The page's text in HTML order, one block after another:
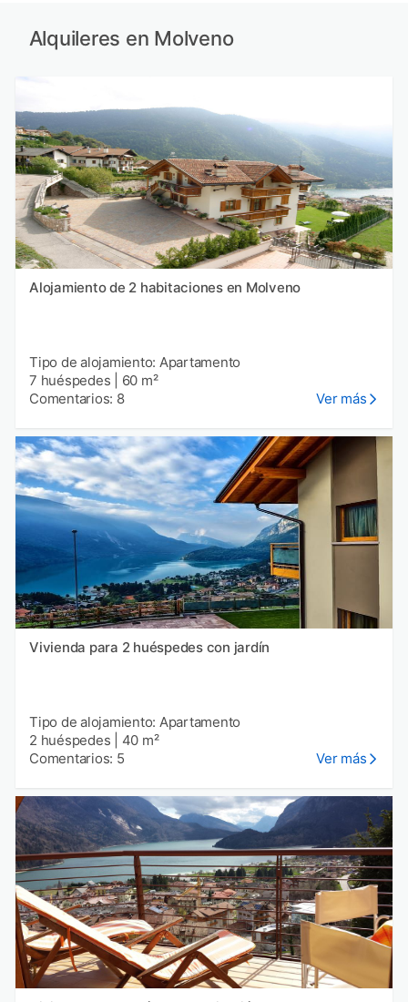
Alquileres en Molveno
Alojamiento de 2 habitaciones en Molveno
Tipo de alojamiento: Apartamento
7 huéspedes
60 m²
Comentarios: 8
Ver más
Vivienda para 2 huéspedes con jardín
Tipo de alojamiento: Apartamento
2 huéspedes
40 m²
Comentarios: 5
Ver más